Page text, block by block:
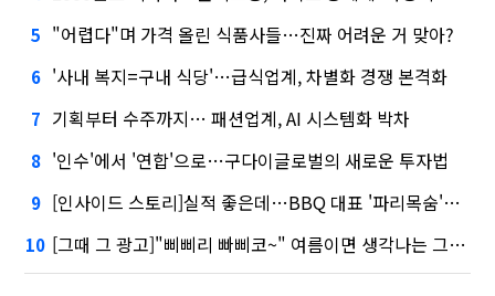
5 "어렵다"며 가격 올린 식품사들…진짜 어려운 거 맞아?
6 '사내 복지=구내 식당'…급식업계, 차별화 경쟁 본격화
7 기획부터 수주까지… 패션업계, AI 시스템화 박차
8 '인수'에서 '연합'으로…구다이글로벌의 새로운 투자법
9 [인사이드 스토리]실적 좋은데…BBQ 대표 '파리목숨'된 이유
10 [그때 그 광고]"삐삐리 빠삐코~" 여름이면 생각나는 그 노래